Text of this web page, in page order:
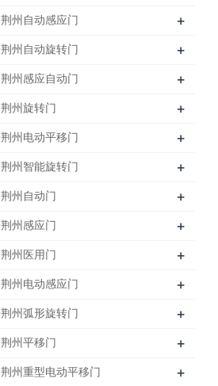
荆州自动感应门 +
荆州自动旋转门 +
荆州感应自动门 +
荆州旋转门 +
荆州电动平移门 +
荆州智能旋转门 +
荆州自动门 +
荆州感应门 +
荆州医用门 +
荆州电动感应门 +
荆州弧形旋转门 +
荆州平移门 +
荆州重型电动平移门 +